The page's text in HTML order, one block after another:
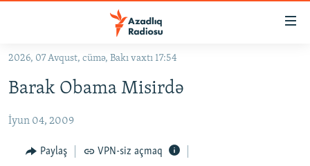
Əsas
qayıt
naviqasiyaya
Axtarışa
KORRUPSIOMETR
#ƏSLINDƏ
2026, 07 Avqust, cümə, Bakı vaxtı 17:54
Barak Obama Misirdə
İyun 04, 2009
Paylaş VPN-siz açmaq